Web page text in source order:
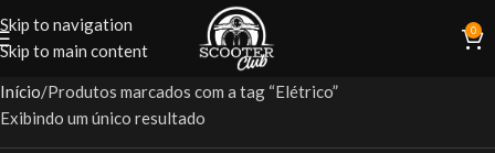
Skip to navigation
Skip to main content
0
Início Produtos marcados com a tag “Elétrico”
Exibindo um único resultado